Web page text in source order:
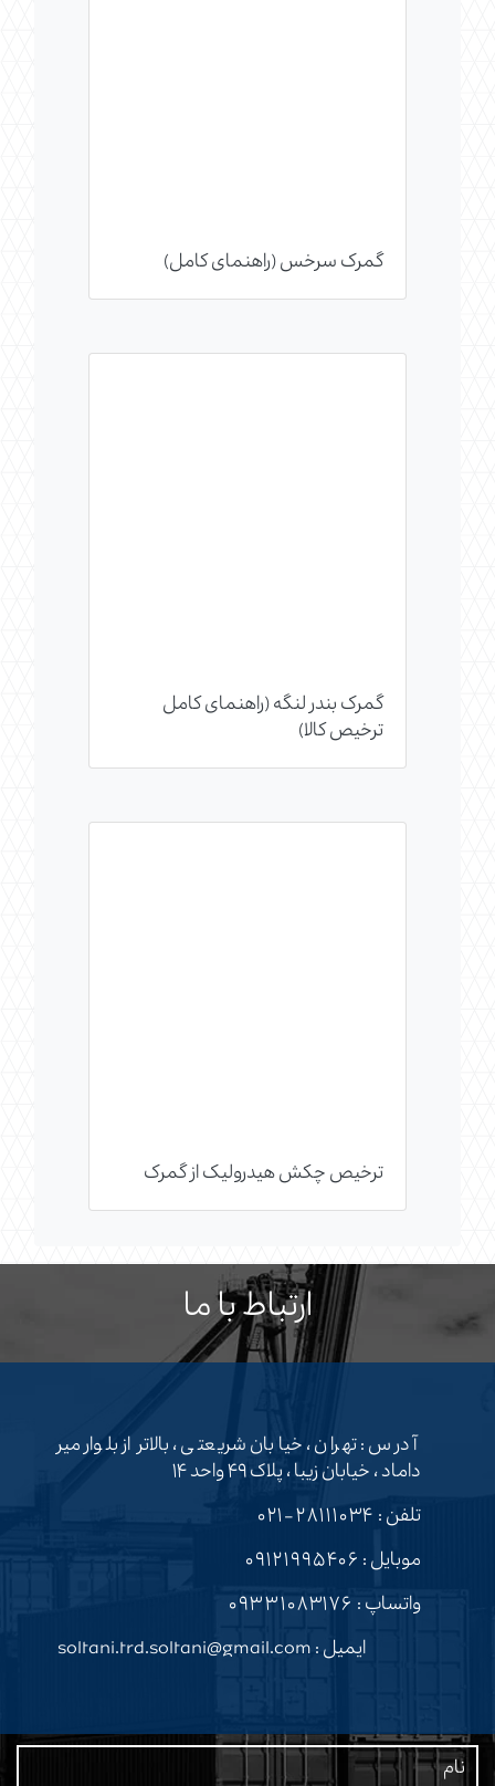
گمرک سرخس (راهنمای کامل)
گمرک بندر لنگه (راهنمای کامل
ترخیص کالا)
ترخیص چکش هیدرولیک از گمرک
ارتباط با ما
آدرس : تهران ، خیابان شریعتی ، بالاتر از بلوار میر
داماد ، خیابان زیبا ، پلاک ۴۹ واحد ۱۴
تلفن : ۲۸۱۱۱۰۳۴-۰۲۱
موبایل : ۰۹۱۲۱۹۹۵۴۰۶
واتساپ : ۰۹۳۳۱۰۸۳۱۷۶
ایمیل : soltani.trd.soltani@gmail.com